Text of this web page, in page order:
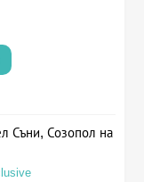
Съни, Созопол на